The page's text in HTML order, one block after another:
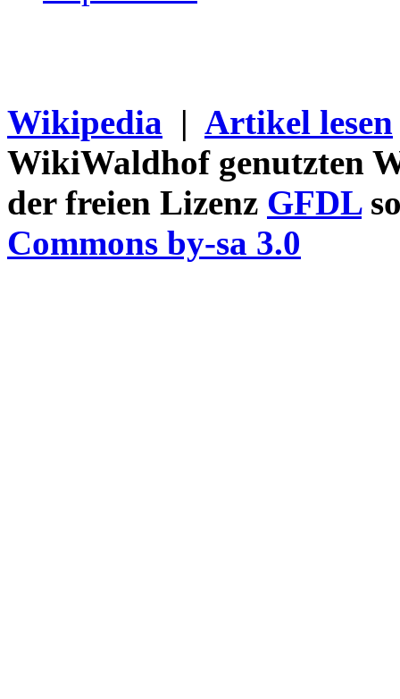
Wikipedia | Artikel lesen
WikiWaldhof genutzten
der freien Lizenz GFDL
Commons by-sa 3.0